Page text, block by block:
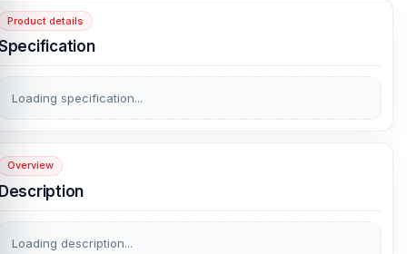
Product details
Loading specification...
Overview
Loading description...